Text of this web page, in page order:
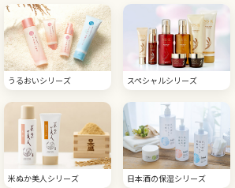
うるおいシリーズ スペシャルシリーズ
米ぬか美人シリーズ 日本酒の保湿シリーズ